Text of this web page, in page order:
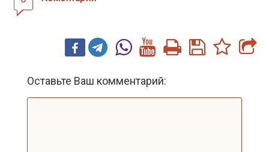
Оставьте Ваш комментарий: